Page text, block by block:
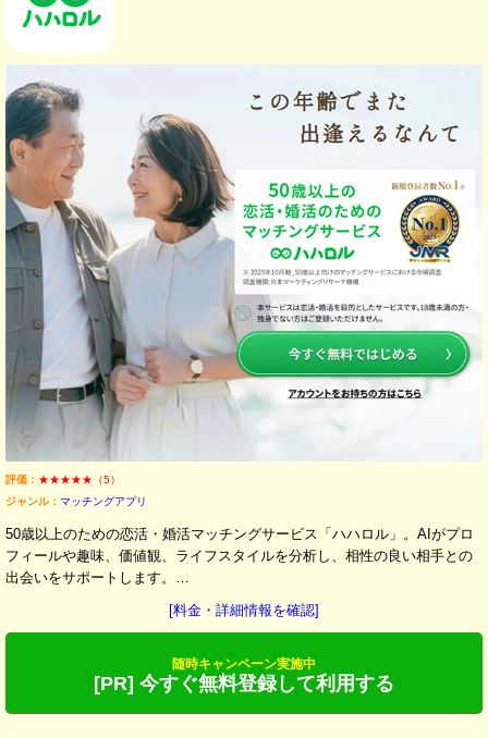
評価： ★★★★★（5）
ジャンル： マッチングアプリ
50歳以上のための恋活・婚活マッチングサービス「ハハロル」。AIがプロ
フィールや趣味、価値観、ライフスタイルを分析し、相性の良い相手との
出会いをサポートします。…
[料金・詳細情報を確認]
随時キャンペーン実施中
[PR] 今すぐ無料登録して利用する